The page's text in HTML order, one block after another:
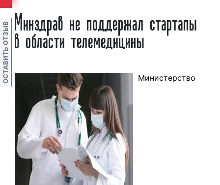
Минздрав не поддержал стартапы
в области телемедицины
Министерство
ОСТАВИТЬ ОТЗЫВ